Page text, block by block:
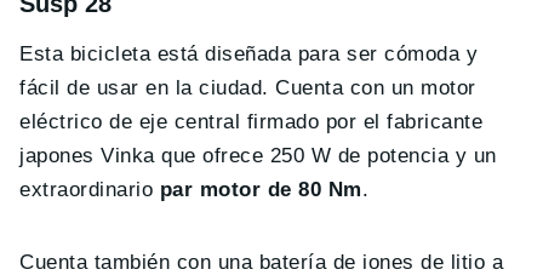
Esta bicicleta está diseñada para ser cómoda y
fácil de usar en la ciudad. Cuenta con un motor
eléctrico de eje central firmado por el fabricante
japones Vinka que ofrece 250 W de potencia y un
extraordinario par motor de 80 Nm.
Cuenta también con una batería de iones de litio a